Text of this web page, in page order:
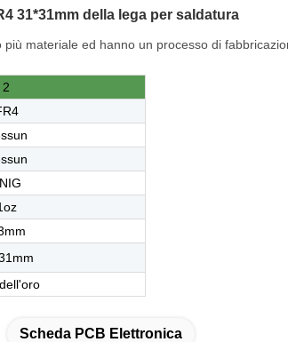
31*31mm della lega per saldatura
materiale ed hanno un processo di
2
Scheda PCB Elettronica